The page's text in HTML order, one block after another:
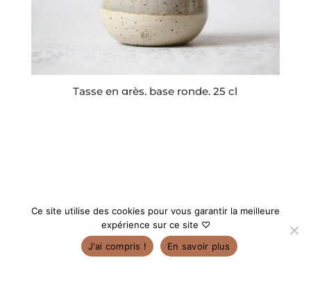
Tasse en grès, base ronde, 25 cl
☀️Retrouvez mes dates et lieux de marchés dans l'onglet «
Points de vente » ☀️Ignorer
Ce site utilise des cookies pour vous garantir la meilleure
expérience sur ce site ♡
J'ai compris !
En savoir plus